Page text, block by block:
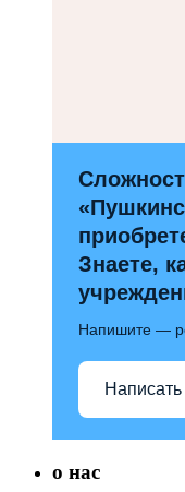
Знаете,
Напишите —
Написать
о нас